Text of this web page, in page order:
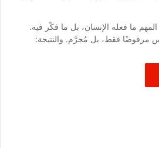
ما فعله الإنسان، بل ما فكّر فيه.
مرفوضًا فقط، بل مُجرَّم. والنتيجة: